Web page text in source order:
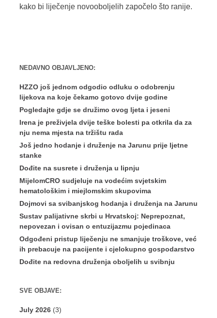
kako bi liječenje novooboljelih započelo što ranije.
NEDAVNO OBJAVLJENO:
HZZO još jednom odgodio odluku o odobrenju
lijekova na koje čekamo gotovo dvije godine
Pogledajte gdje se družimo ovog ljeta i jeseni
Irena je preživjela dvije teške bolesti pa otkrila da za
nju nema mjesta na tržištu rada
Još jedno hodanje i druženje na Jarunu prije ljetne
stanke
Dođite na susrete i druženja u lipnju
MijelomCRO sudjeluje na vodećim svjetskim
hematološkim i miejlomskim skupovima
Dojmovi sa svibanjskog hodanja i druženja na Jarunu
Sustav palijativne skrbi u Hrvatskoj: Neprepoznat,
nepovezan i ovisan o entuzijazmu pojedinaca
Odgođeni pristup liječenju ne smanjuje troškove, već
ih prebacuje na pacijente i cjelokupno gospodarstvo
Dođite na redovna druženja oboljelih u svibnju
SVE OBJAVE:
July 2026 (3)